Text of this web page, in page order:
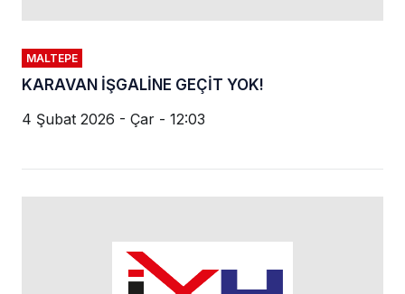
MALTEPE
KARAVAN İŞGALİNE GEÇİT YOK!
4 Şubat 2026 - Çar - 12:03